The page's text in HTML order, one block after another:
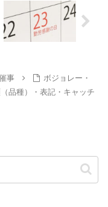
事
ボジョレー・
品種）・表記・キャッチ